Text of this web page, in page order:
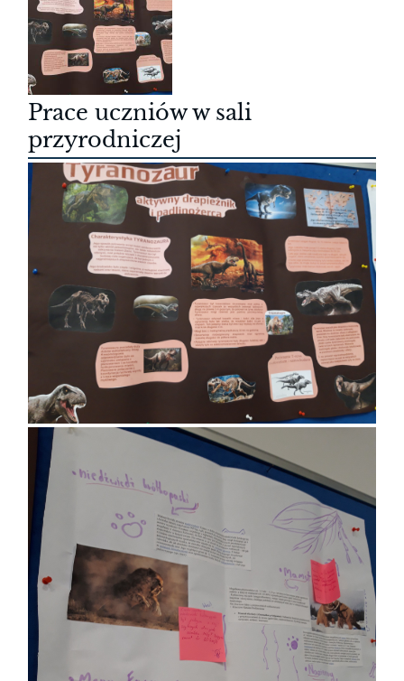
Prace uczniów w sali
przyrodniczej